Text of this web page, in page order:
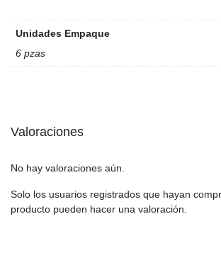
Unidades Empaque
6 pzas
Valoraciones
No hay valoraciones aún.
Solo los usuarios registrados que hayan
producto pueden hacer una valoración.